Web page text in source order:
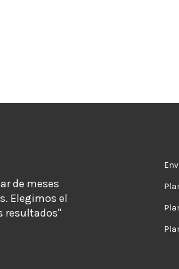
de meses
Elegimos el
resultados"